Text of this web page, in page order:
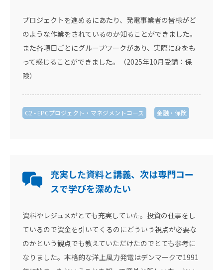
プロジェクトを進めるにあたり、発電事業者の皆様がど
のような作業をされているのか知ることができました。
また各項目ごとにグループワークがあり、実際に身をも
って感じることができました。（2025年10月受講：保
険）
C2 - EPCプロジェクト・マネジメントコース 金融・保険
充実した資料と講義、次は専門コー
スで学びを深めたい
資料やレジュメがとても充実していた。投資の仕事をし
ているので資金を引いてくるのにどういう視点が必要な
のかという観点でも教えていただけたのでとても参考に
なりました。本格的な洋上風力発電はデンマークで1991